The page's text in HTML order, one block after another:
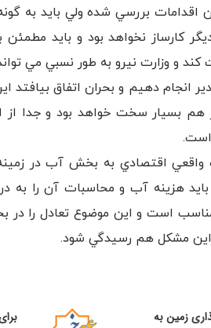
اقدامات بررسي شده ولي بايد به
كارساز نخواهد بود و بايد
كند و وزارت نيرو به طور نسبي مي
انجام دهيم و بحران اتفاق بيافتد
هم بسيار سخت خواهد بود و جدا
است.
واقعي اقتصادي به بخش آب در
هزينه آب و محاسبات آن را به
است و اين موضوع تعادل را
اين مشكل هم رسيدگي شود.
زمین به